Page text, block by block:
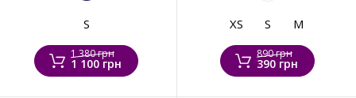
S
1 380 грн
1 100 грн
XS S M
890 грн
390 грн